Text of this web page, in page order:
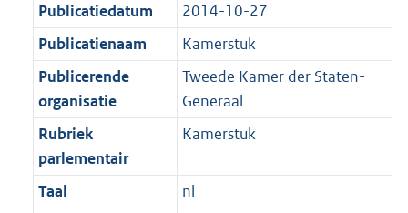
Publicatiedatum
2014-10-27
Publicatienaam
Kamerstuk
Publicerende
organisatie
Tweede Kamer der Staten-
Generaal
Rubriek
parlementair
Kamerstuk
Taal
nl